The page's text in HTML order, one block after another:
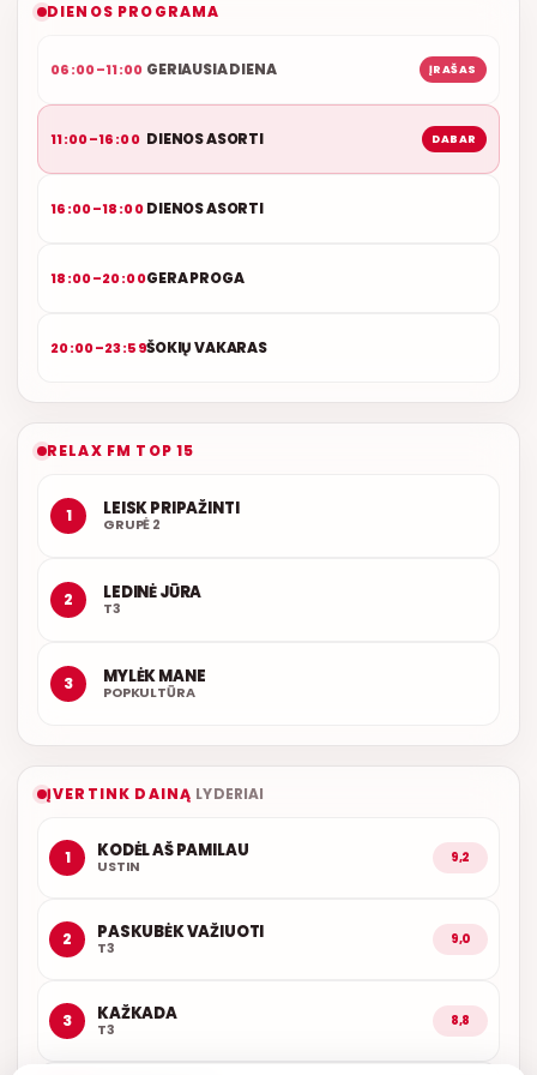
DIENOS PROGRAMA
06:00–11:00 GERIAUSIA DIENA ĮRAŠAS
11:00–16:00 DIENOS ASORTI DABAR
16:00–18:00DIENOS ASORTI
18:00–20:00GERA PROGA
20:00–23:59ŠOKIŲ VAKARAS
RELAX FM TOP 15
1 LEISK PRIPAŽINTI
GRUPĖ 2
2 LEDINĖ JŪRA
T3
3 MYLĖK MANE
POPKULTŪRA
ĮVERTINK DAINĄ LYDERIAI
1 KODĖL AŠ PAMILAU
USTIN 9,2
2 PASKUBĖK VAŽIUOTI
T3 9,0
3 KAŽKADA
T3 8,8